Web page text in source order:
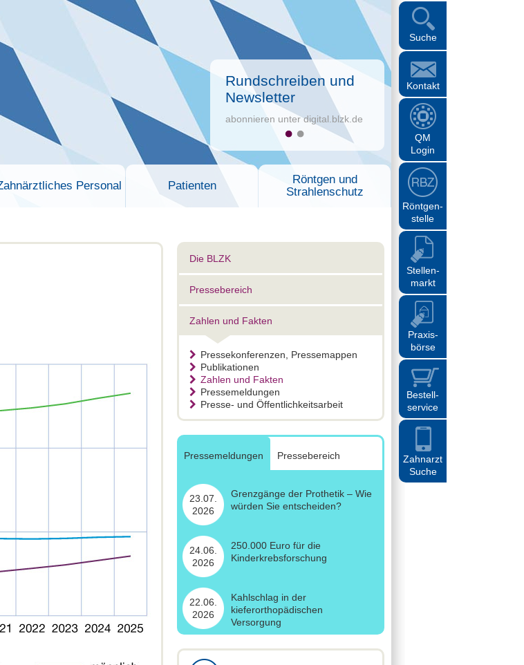
Suche
Kontakt
QM
Login
Röntgen-
stelle
Stellen-
markt
Praxis-
börse
Bestell-
service
Zahnarzt
Suche
Rundschreiben und
Newsletter
abonnieren unter digital.blzk.de
Personal Patienten
Röntgen und
Strahlenschutz
Die BLZK
Pressebereich
Zahlen und Fakten
Pressekonferenzen, Pressemappen
Publikationen
Zahlen und Fakten
Pressemeldungen
Presse- und Öffentlichkeitsarbeit
Pressemeldungen Pressebereich
23.07.
2026
Grenzgänge der Prothetik – Wie
würden Sie entscheiden?
24.06.
2026
250.000 Euro für die
Kinderkrebsforschung
22.06.
2026
Kahlschlag in der
kieferorthopädischen
Versorgung